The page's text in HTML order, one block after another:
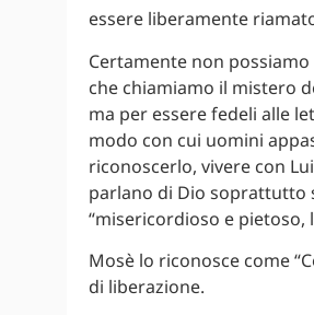
essere liberamente
Certamente non
che chiamiamo il mistero
ma per essere fedeli alle
modo con cui uomini
riconoscerlo, vivere con
parlano di Dio soprattutto
“misericordioso e pietoso,
Mosè lo riconosce come
di liberazione.